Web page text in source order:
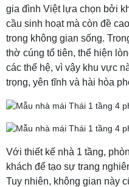
gia đình Việt lựa chọn bởi
cầu sinh hoạt mà còn đề
trong không gian sống.
thờ cúng tổ tiên, thể hiện
các thế hệ, vì vậy khu vực
trọng, yên tĩnh và hài hòa
Với thiết kế nhà 1 tầng,
khách để tạo sự trang
Tuy nhiên, không gian này